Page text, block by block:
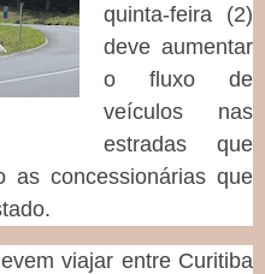
quinta-feira (2)
deve aumentar
o fluxo de
veículos nas
estradas que
as concessionárias que
viajar entre Curitiba